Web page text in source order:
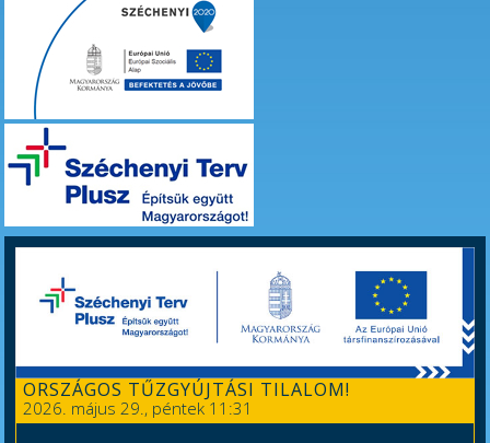
ORSZÁGOS TŰZGYÚJTÁSI TILALOM!
2026. május 29., péntek 11:31